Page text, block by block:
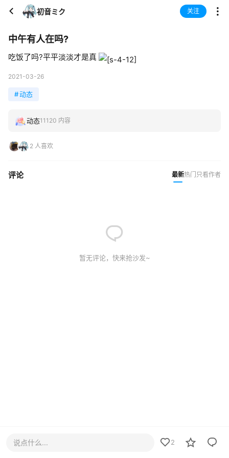
初音ミク 关注
中午有人在吗?
吃饭了吗?平平淡淡才是真
2021-03-26
#动态
动态11120 内容
2 人喜欢
评论 最新热门 只看作者
暂无评论，快来抢沙发~
说点什么... 2